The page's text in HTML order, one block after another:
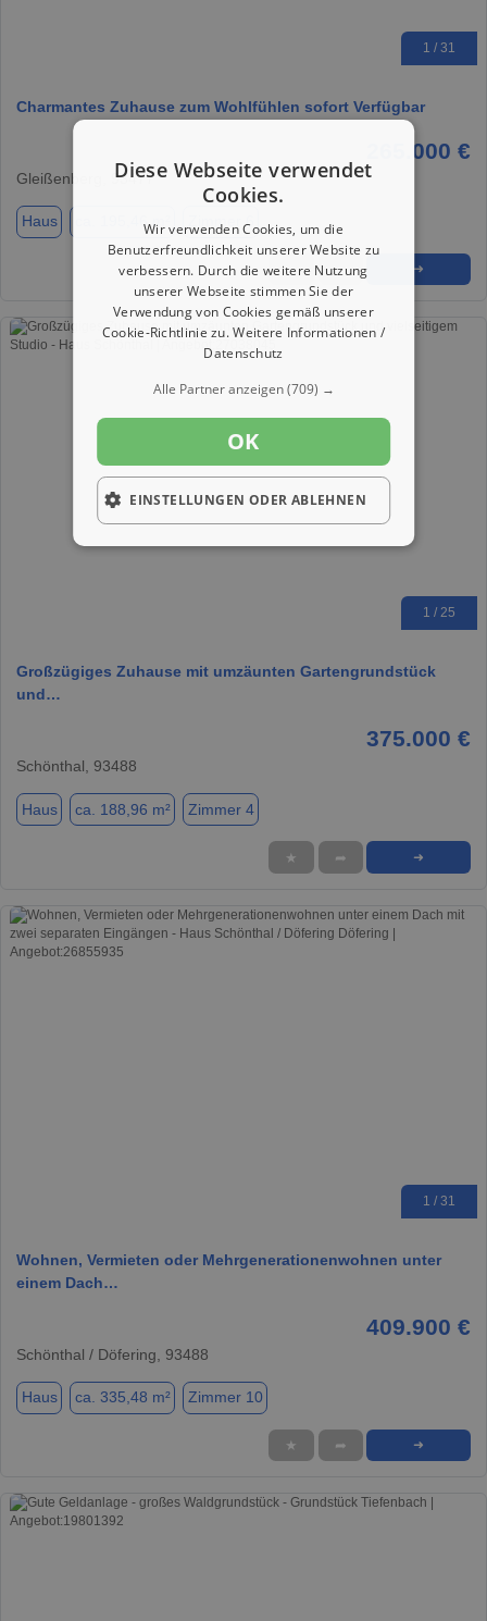
1 / 31
Charmantes Zuhause zum Wohlfühlen sofort Verfügbar
265.000 €
Gleißenberg, 93477
Haus ca. 195,46 m² Zimmer 6
★ ➦ ➜
1 / 25
Großzügiges Zuhause mit umzäunten Gartengrundstück
und…
375.000 €
Schönthal, 93488
Haus ca. 188,96 m² Zimmer 4
★ ➦ ➜
1 / 31
Wohnen, Vermieten oder Mehrgenerationenwohnen unter
einem Dach…
409.900 €
Schönthal / Döfering, 93488
Haus ca. 335,48 m² Zimmer 10
★ ➦ ➜
Diese Webseite verwendet
Cookies.
Wir verwenden Cookies, um die
Benutzerfreundlichkeit unserer Website zu
verbessern. Durch die weitere Nutzung
unserer Webseite stimmen Sie der
Verwendung von Cookies gemäß unserer
Cookie-Richtlinie zu.Weitere Informationen /
Datenschutz
Alle Partner anzeigen(709) →
OK
EINSTELLUNGEN ODER ABLEHNEN